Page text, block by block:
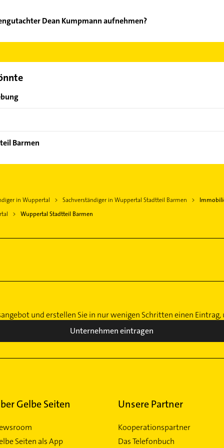
Dean Kumpmann aufnehmen?
Barmen
in Wuppertal Sachverständiger in Wuppertal Stadtteil Barmen
Wuppertal Stadtteil Barmen
und erstellen Sie in nur wenigen Schritten einen
Unternehmen eintragen
Gelbe Seiten
Seiten als App
Unsere Partner
Kooperationspartner
Das Telefonbuch